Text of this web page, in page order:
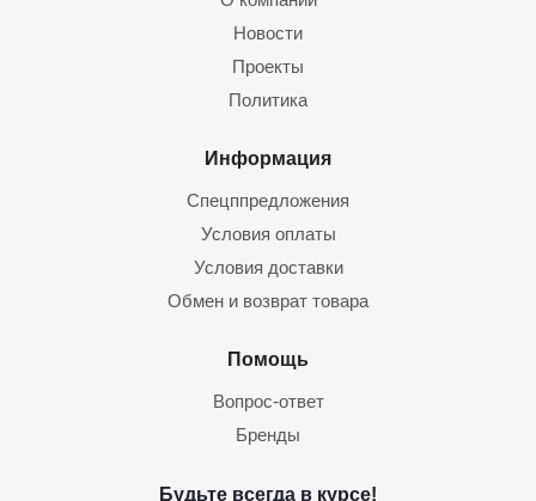
Новости
Проекты
Политика
Информация
Спецппредложения
Условия оплаты
Условия доставки
Обмен и возврат товара
Помощь
Вопрос-ответ
Бренды
Будьте всегда в курсе!